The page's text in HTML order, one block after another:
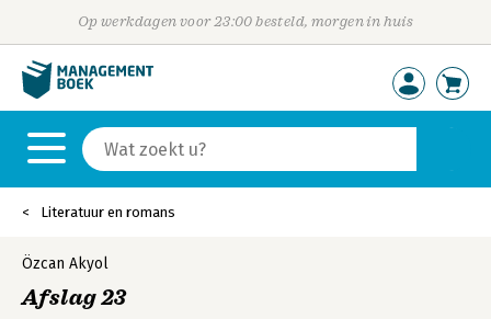
Op werkdagen voor 23:00 besteld, morgen in huis
Literatuur en romans
Özcan Akyol
Afslag 23